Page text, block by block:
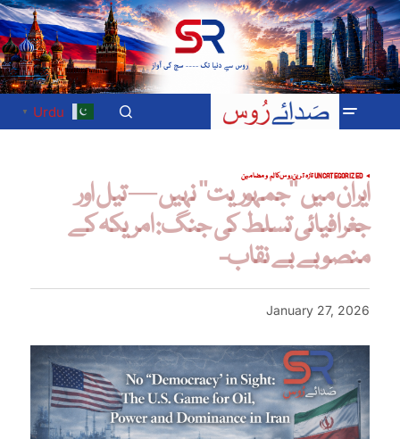
Urdu
▼
UNCATEGORIZEDتازہ ترینروسکالم و مضامین
ایران میں ’’جمہوریت‘‘ نہیں — تیل اور
جغرافیائی تسلط کی جنگ: امریکہ کے
منصوبے بے نقاب-
January 27, 2026